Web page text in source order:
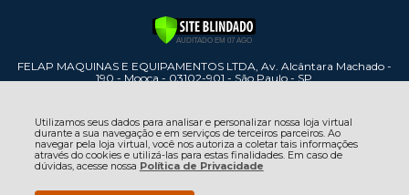
Utilizamos seus dados para analisar e personalizar nossa loja virtual
durante a sua navegação e em serviços de terceiros parceiros. Ao
navegar pela loja virtual, você nos autoriza a coletar tais informações
através do cookies e utilizá-las para estas finalidades. Em caso de
dúvidas, acesse nossa Política de Privacidade
FELAP MAQUINAS E EQUIPAMENTOS LTDA, Av. Alcântara Machado -
190 - Mooca - 03102-901 - São Paulo - SP